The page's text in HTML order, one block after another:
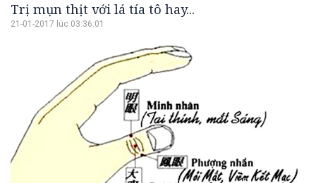
Trị mụn thịt với lá tía tô hay...
21-01-2017 lúc 03:36:01